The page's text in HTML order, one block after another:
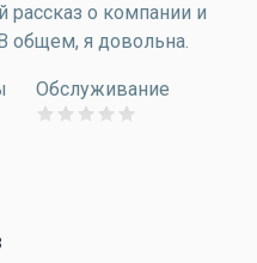
о компании и
общем, я довольна.
Обслуживание